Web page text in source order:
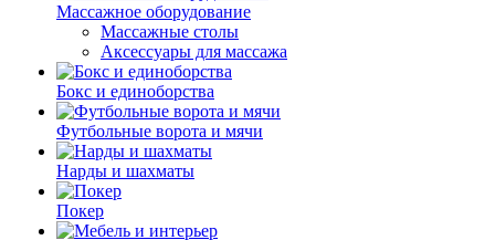
Массажное оборудование
Массажные столы
Аксессуары для массажа
Бокс и единоборства
Футбольные ворота и мячи
Нарды и шахматы
Покер